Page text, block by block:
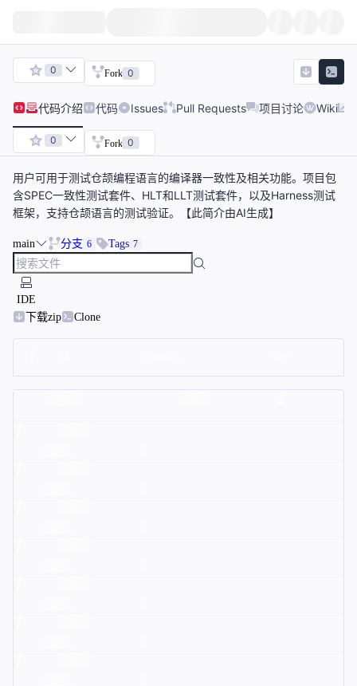
0 Fork 0
代码介绍 代码 Issues Pull Requests 项目讨论 Wiki
0 Fork 0
用户可用于测试仓颉编程语言的编译器一致性及相关功能。项目包
含SPEC一致性测试套件、HLT和LLT测试套件，以及Harness测试
框架，支持仓颉语言的测试验证。【此简介由AI生成】
main 分支 6 Tags 7
IDE
下载zip
Clone